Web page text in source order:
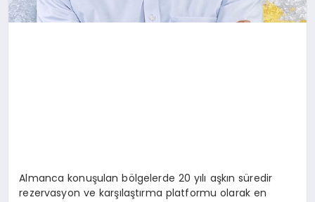
Almanca konuşulan bölgelerde 20 yılı aşkın süredir
rezervasyon ve karşılaştırma platformu olarak en